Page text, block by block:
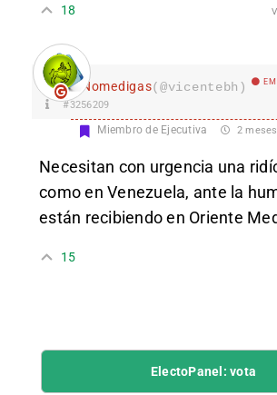
18
Nomedigas(@vicentebh)
#3256209
Miembro de Ejecutiva 2
Necesitan con urgencia una
como en Venezuela, ante la
están recibiendo en Oriente
15
ElectoPanel: vota